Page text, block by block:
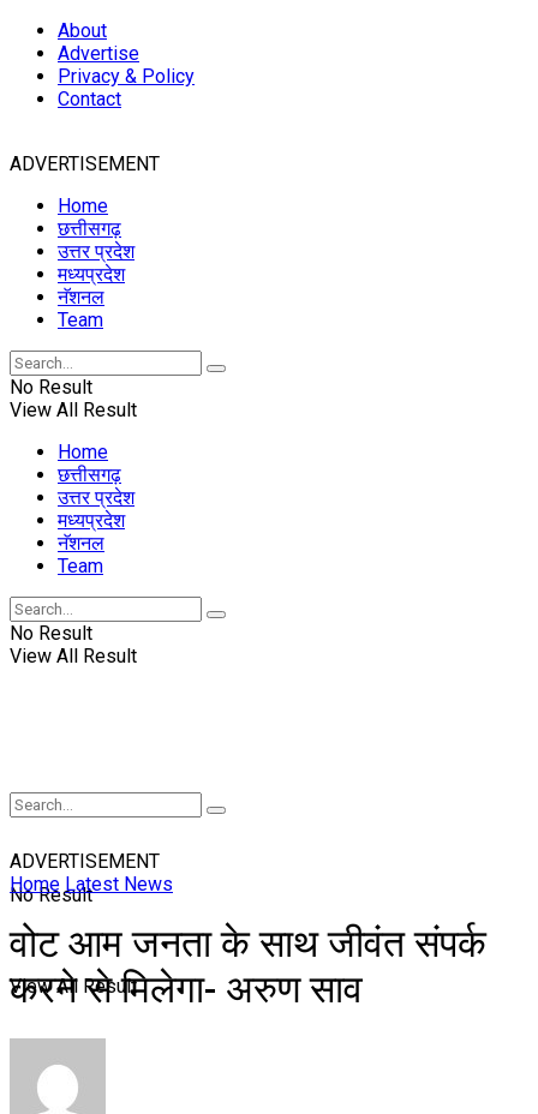
About
Advertise
Privacy & Policy
Contact
ADVERTISEMENT
Home
छत्तीसगढ़
उत्तर प्रदेश
मध्यप्रदेश
नॅशनल
Team
No Result
View All Result
Home
छत्तीसगढ़
उत्तर प्रदेश
मध्यप्रदेश
नॅशनल
Team
No Result
View All Result
No Result
View All Result
ADVERTISEMENT
Home Latest News
वोट आम जनता के साथ जीवंत संपर्क
करने से मिलेगा- अरुण साव